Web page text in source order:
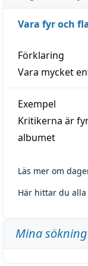
Vara fyr och
Förklaring
Vara mycket
Exempel
Kritikerna är
albumet
Läs mer om
Här hittar du
Mina